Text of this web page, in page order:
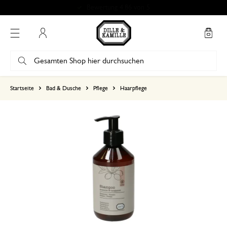
Startseite Bad & Dusche Pflege Haarpflege
Angenehmes Produkt